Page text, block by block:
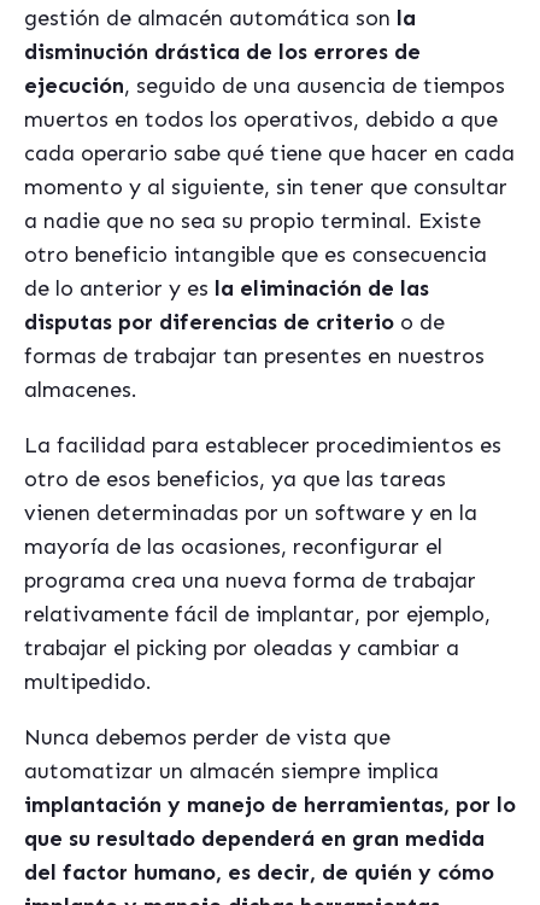
gestión de almacén automática son la
disminución drástica de los errores de
ejecución, seguido de una ausencia de tiempos
muertos en todos los operativos, debido a que
cada operario sabe qué tiene que hacer en cada
momento y al siguiente, sin tener que consultar
a nadie que no sea su propio terminal. Existe
otro beneficio intangible que es consecuencia
de lo anterior y es la eliminación de las
disputas por diferencias de criterio o de
formas de trabajar tan presentes en nuestros
almacenes.
La facilidad para establecer procedimientos es
otro de esos beneficios, ya que las tareas
vienen determinadas por un software y en la
mayoría de las ocasiones, reconfigurar el
programa crea una nueva forma de trabajar
relativamente fácil de implantar, por ejemplo,
trabajar el picking por oleadas y cambiar a
multipedido.
Nunca debemos perder de vista que
automatizar un almacén siempre implica
implantación y manejo de herramientas, por lo
que su resultado dependerá en gran medida
del factor humano, es decir, de quién y cómo